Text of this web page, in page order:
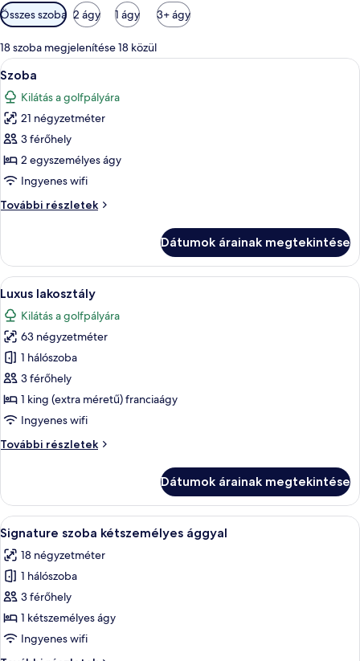
Szobákhoz
rendelkezésre
álló
szűrők
Összes szoba 2 ágy 1 ágy 3+ ágy
18 szoba megjelenítése 18 közül
A
következő
szoba
összes
képének
megtekintése:
Szoba
Egy szállodai szoba két ággyal,
4
Szoba
Kilátás a golfpályára
21 négyzetméter
3 férőhely
2 egyszemélyes ágy
Ingyenes wifi
További részletek
Szoba
Dátumok árainak megtekintése
A
következő
szoba
összes
képének
megtekintése:
Luxus
lakosztály
Egy szállodai szoba, amelyben egy
6
Luxus lakosztály
Kilátás a golfpályára
63 négyzetméter
1 hálószoba
3 férőhely
1 king (extra méretű) franciaágy
Ingyenes wifi
További részletek
Luxus
Dátumok árainak megtekintése
A
következő
szoba
összes
képének
megtekintése:
Signature
Egy hálószoba, amelyben egy nagy
5
Signature szoba kétszemélyes ággyal
18 négyzetméter
1 hálószoba
3 férőhely
1 kétszemélyes ágy
Ingyenes wifi